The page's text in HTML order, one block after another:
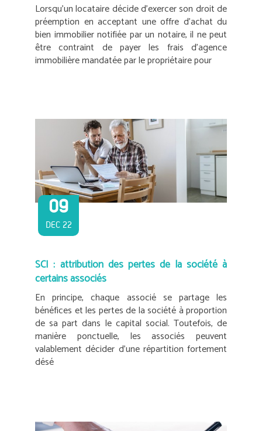
Lorsqu’un locataire décide d’exercer son droit de
préemption en acceptant une offre d’achat du
bien immobilier notifiée par un notaire, il ne peut
être contraint de payer les frais d’agence
immobilière mandatée par le propriétaire pour
09
DEC 22
SCI : attribution des pertes de la société à
certains associés
En principe, chaque associé se partage les
bénéfices et les pertes de la société à proportion
de sa part dans le capital social. Toutefois, de
manière ponctuelle, les associés peuvent
valablement décider d’une répartition fortement
désé